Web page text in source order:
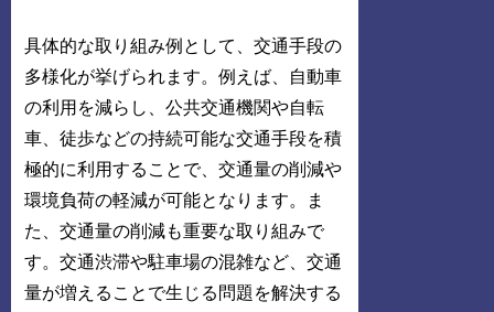
具体的な取り組み例として、交通手段の
多様化が挙げられます。例えば、自動車
の利用を減らし、公共交通機関や自転
車、徒歩などの持続可能な交通手段を積
極的に利用することで、交通量の削減や
環境負荷の軽減が可能となります。ま
た、交通量の削減も重要な取り組みで
す。交通渋滞や駐車場の混雑など、交通
量が増えることで生じる問題を解決する